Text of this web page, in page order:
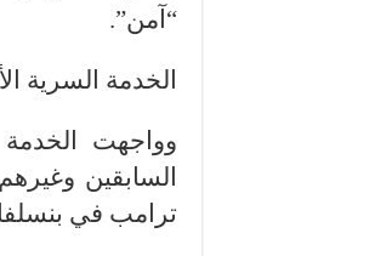
“آمن”.
الخدمة السرية
وواجهت الخدمة
السابقين
ترامب في